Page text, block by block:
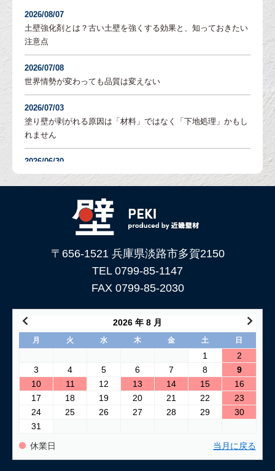
2026/08/07
土壁強化剤とは？古い土壁を強くする効果と、知っておきたい
注意点
2026/07/08
世界情勢が変わっても品質は変えない
2026/07/03
塗り壁が剥がれる原因は「材料」ではなく「下地処理」かもし
れません
2026/06/30
塗り壁の「吸水調整」とは？DIYでも失敗しないための重要な
下地処理を解説
「土壁」と「漆喰」 仕上がり表情はどんな違いがある？
2026/05/29
土壁仕上げ材「塗ってくれい」がリニューアルしました！
コンクリートに土壁を塗る方法
2026/04/04
仕上げ材（漆喰や土壁）が部分的に剥がれた壁の塗り替え方法
2026/03/24
古い壁の塗り替え｜失敗しない下地処理のポイント
2026/03/06
「壁カラー」はどんな塗り壁材の着色に使える もちろん土壁
にも！
〒656-1521 兵庫県淡路市多賀2150
TEL 0799-85-1147
FAX 0799-85-2030
2026 年 8 月
月 火 水 木 金 土 日
1
2
3
4 5 6 7 8
9
10
11 12 13 14 15
16
17
18 19 20 21 22
23
24
25 26 27 28 29
30
31
休業日 当月に戻る